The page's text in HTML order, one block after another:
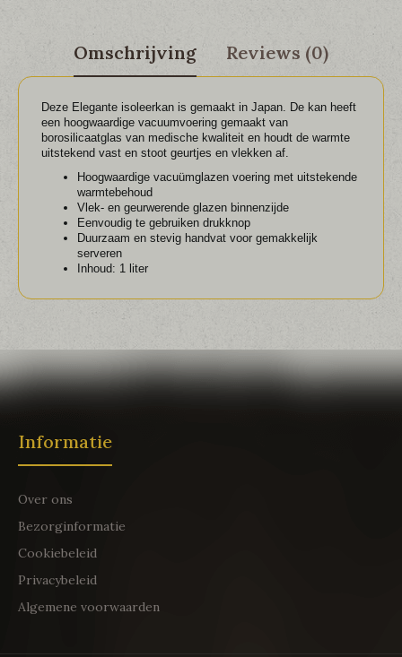
Omschrijving Reviews (0)
Deze Elegante isoleerkan is gemaakt in Japan. De kan heeft
een hoogwaardige vacuumvoering gemaakt van
borosilicaatglas van medische kwaliteit en houdt de warmte
uitstekend vast en stoot geurtjes en vlekken af.
Hoogwaardige vacuümglazen voering met uitstekende
warmtebehoud
Vlek- en geurwerende glazen binnenzijde
Eenvoudig te gebruiken drukknop
Duurzaam en stevig handvat voor gemakkelijk
serveren
Inhoud: 1 liter
Informatie
Over ons
Bezorginformatie
Cookiebeleid
Privacybeleid
Algemene voorwaarden